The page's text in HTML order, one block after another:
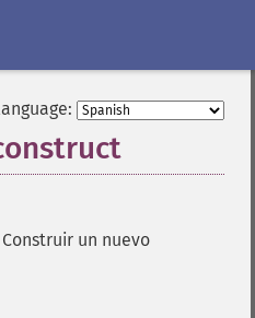
Construir un nuevo